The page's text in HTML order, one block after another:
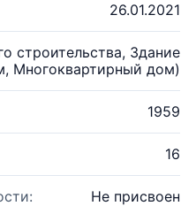
26.01.2021
строительства, Здание
Многоквартирный дом)
1959
16
Не присвоен